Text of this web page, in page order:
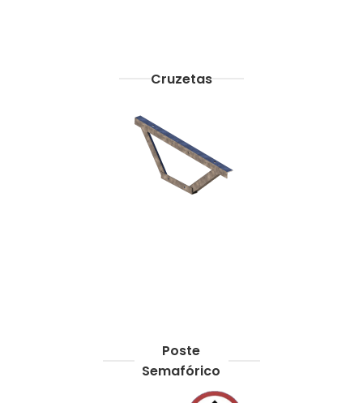
Cruzetas
Poste
Semafórico